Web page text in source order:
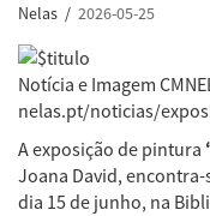
Nelas / 2026-05-25
Notícia e Imagem
nelas.pt/noticias/
A exposição de pintura
Joana David,
dia 15 de junho, na